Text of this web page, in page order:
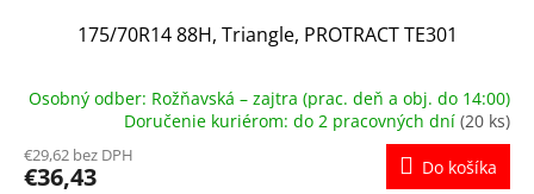
175/70R14 88H, Triangle, PROTRACT TE301
Osobný odber: Rožňavská – zajtra (prac. deň a obj. do 14:00)
Doručenie kuriérom: do 2 pracovných dní (20 ks)
€29,62 bez DPH
€36,43 Do košíka